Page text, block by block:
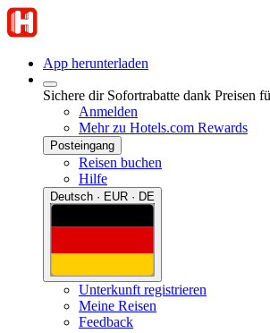
App herunterladen
Sichere dir Sofortrabatte dank Preisen
Anmelden
Mehr zu Hotels.com Rewards
Posteingang
Reisen buchen
Hilfe
Deutsch · EUR · DE
Unterkunft registrieren
Meine Reisen
Feedback